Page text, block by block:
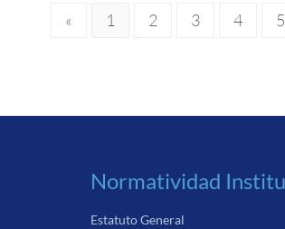
« 1 2 3 4 5
Normatividad
Estatuto General